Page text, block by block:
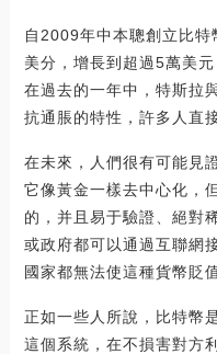
自2009年中本聰創立比特
美分，增長到超過5萬美
在過去的一年中，特斯拉
抗通脹的特性，許多人直
在未來，人們很有可能見
它像黃金一樣去中心化，
的，并且易于驗證、絕對
或政府都可以通過互聯網
國家都無法使這種貨幣貶值
正如一些人所說，比特幣
這個系統，在不損害對方